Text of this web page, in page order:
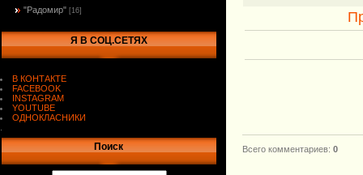
"Радомир" [16]
Я В СОЦ.СЕТЯХ
В КОНТАКТЕ
FACEBOOK
INSTAGRAM
YOUTUBE
ОДНОКЛАСНИКИ
Поиск Всего комментариев: 0